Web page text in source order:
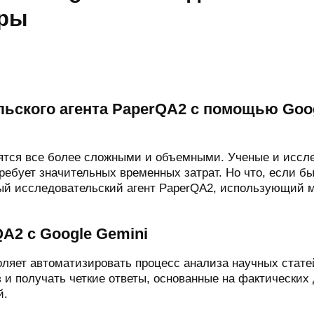
агента PaperQA2 с помощью
все более сложными и объемными. Ученые и
значительных временных затрат. Но что, если
исследовательский агент PaperQA2,
с Google Gemini
автоматизировать процесс анализа научных
получать четкие ответы, основанные на